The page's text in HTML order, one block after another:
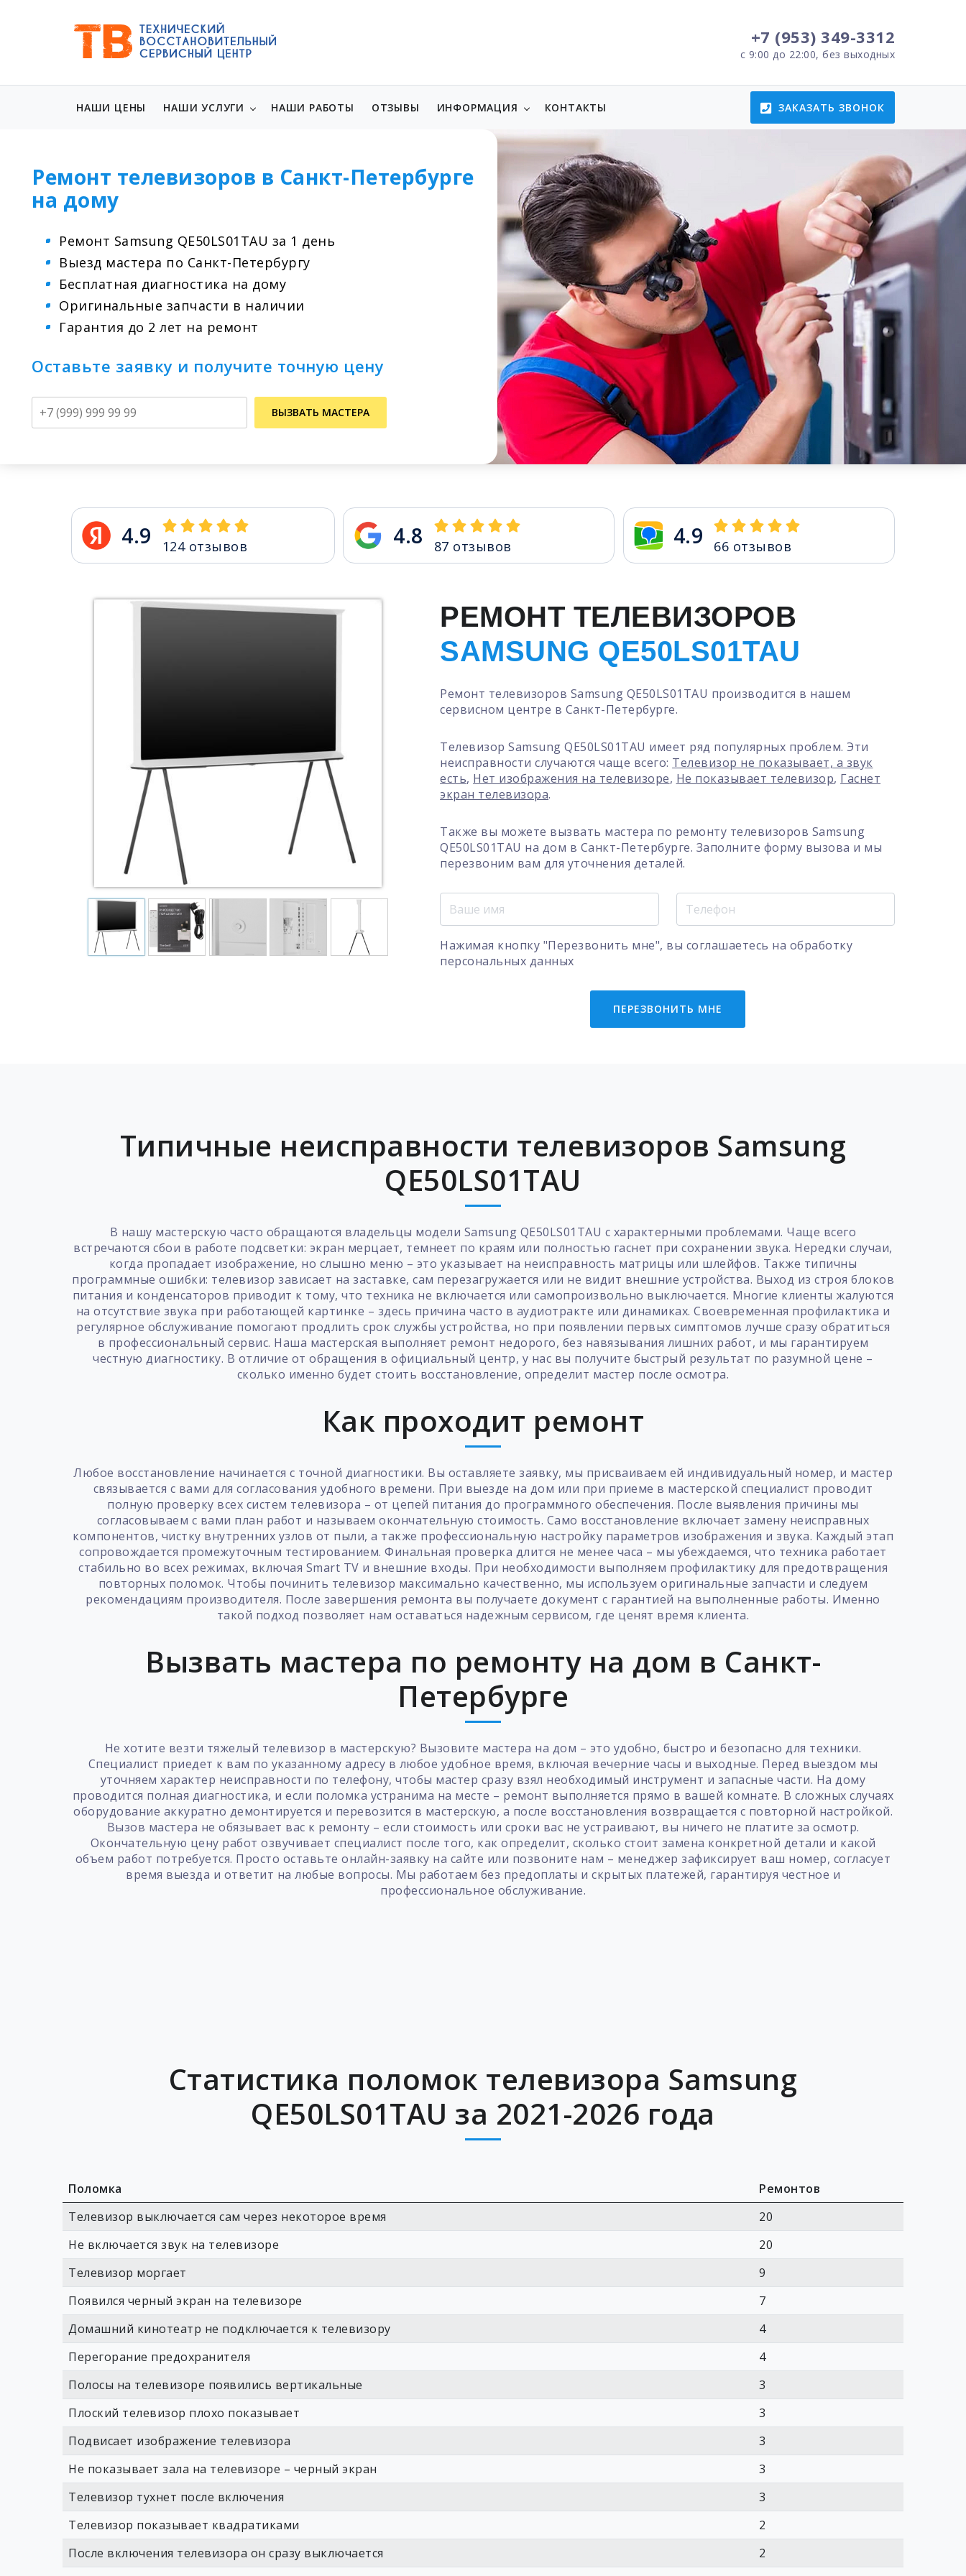
+7 (953) 349-3312
с 9:00 до 22:00, без выходных
НАШИ ЦЕНЫ НАШИ УСЛУГИ НАШИ РАБОТЫ ОТЗЫВЫ ИНФОРМАЦИЯ КОНТАКТЫ ЗАКАЗАТЬ ЗВОНОК
Ремонт телевизоров в Санкт-Петербурге
на дому
Ремонт Samsung QE50LS01TAU за 1 день
Выезд мастера по Санкт-Петербургу
Бесплатная диагностика на дому
Оригинальные запчасти в наличии
Гарантия до 2 лет на ремонт
Оставьте заявку и получите точную цену
ВЫЗВАТЬ МАСТЕРА
4.9 124отзывов 4.8 87 отзывов 4.9 66 отзывов
РЕМОНТ ТЕЛЕВИЗОРОВ
SAMSUNG QE50LS01TAU
Ремонт телевизоров Samsung QE50LS01TAU производится в нашем
сервисном центре в Санкт-Петербурге.
Телевизор Samsung QE50LS01TAU имеет ряд популярных проблем. Эти
неисправности случаются чаще всего: Телевизор не показывает, а звук
есть, Нет изображения на телевизоре, Не показывает телевизор, Гаснет
экран телевизора.
Также вы можете вызвать мастера по ремонту телевизоров Samsung
QE50LS01TAU на дом в Санкт-Петербурге. Заполните форму вызова и мы
перезвоним вам для уточнения деталей.
Нажимая кнопку "Перезвонить мне", вы соглашаетесь на обработку
персональных данных
ПЕРЕЗВОНИТЬ МНЕ
Типичные неисправности телевизоров Samsung
QE50LS01TAU
В нашу мастерскую часто обращаются владельцы модели Samsung QE50LS01TAU с характерными проблемами. Чаще всего
встречаются сбои в работе подсветки: экран мерцает, темнеет по краям или полностью гаснет при сохранении звука. Нередки случаи,
когда пропадает изображение, но слышно меню – это указывает на неисправность матрицы или шлейфов. Также типичны
программные ошибки: телевизор зависает на заставке, сам перезагружается или не видит внешние устройства. Выход из строя блоков
питания и конденсаторов приводит к тому, что техника не включается или самопроизвольно выключается. Многие клиенты жалуются
на отсутствие звука при работающей картинке – здесь причина часто в аудиотракте или динамиках. Своевременная профилактика и
регулярное обслуживание помогают продлить срок службы устройства, но при появлении первых симптомов лучше сразу обратиться
в профессиональный сервис. Наша мастерская выполняет ремонт недорого, без навязывания лишних работ, и мы гарантируем
честную диагностику. В отличие от обращения в официальный центр, у нас вы получите быстрый результат по разумной цене –
сколько именно будет стоить восстановление, определит мастер после осмотра.
Как проходит ремонт
Любое восстановление начинается с точной диагностики. Вы оставляете заявку, мы присваиваем ей индивидуальный номер, и мастер
связывается с вами для согласования удобного времени. При выезде на дом или при приеме в мастерской специалист проводит
полную проверку всех систем телевизора – от цепей питания до программного обеспечения. После выявления причины мы
согласовываем с вами план работ и называем окончательную стоимость. Само восстановление включает замену неисправных
компонентов, чистку внутренних узлов от пыли, а также профессиональную настройку параметров изображения и звука. Каждый этап
сопровождается промежуточным тестированием. Финальная проверка длится не менее часа – мы убеждаемся, что техника работает
стабильно во всех режимах, включая Smart TV и внешние входы. При необходимости выполняем профилактику для предотвращения
повторных поломок. Чтобы починить телевизор максимально качественно, мы используем оригинальные запчасти и следуем
рекомендациям производителя. После завершения ремонта вы получаете документ с гарантией на выполненные работы. Именно
такой подход позволяет нам оставаться надежным сервисом, где ценят время клиента.
Вызвать мастера по ремонту на дом в Санкт-
Петербурге
Не хотите везти тяжелый телевизор в мастерскую? Вызовите мастера на дом – это удобно, быстро и безопасно для техники.
Специалист приедет к вам по указанному адресу в любое удобное время, включая вечерние часы и выходные. Перед выездом мы
уточняем характер неисправности по телефону, чтобы мастер сразу взял необходимый инструмент и запасные части. На дому
проводится полная диагностика, и если поломка устранима на месте – ремонт выполняется прямо в вашей комнате. В сложных случаях
оборудование аккуратно демонтируется и перевозится в мастерскую, а после восстановления возвращается с повторной настройкой.
Вызов мастера не обязывает вас к ремонту – если стоимость или сроки вас не устраивают, вы ничего не платите за осмотр.
Окончательную цену работ озвучивает специалист после того, как определит, сколько стоит замена конкретной детали и какой
объем работ потребуется. Просто оставьте онлайн-заявку на сайте или позвоните нам – менеджер зафиксирует ваш номер, согласует
время выезда и ответит на любые вопросы. Мы работаем без предоплаты и скрытых платежей, гарантируя честное и
профессиональное обслуживание.
Статистика поломок телевизора Samsung
QE50LS01TAU за 2021-2026 года
Поломка
Ремонтов
Телевизор выключается сам через некоторое время
20
Не включается звук на телевизоре
20
Телевизор моргает
9
Появился черный экран на телевизоре
7
Домашний кинотеатр не подключается к телевизору
4
Перегорание предохранителя
4
Полосы на телевизоре появились вертикальные
3
Плоский телевизор плохо показывает
3
Подвисает изображение телевизора
3
Не показывает зала на телевизоре – черный экран
3
Телевизор тухнет после включения
3
Телевизор показывает квадратиками
2
После включения телевизора он сразу выключается
2